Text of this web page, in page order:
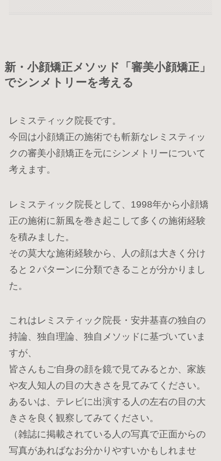
新・小顔矯正メソッド「審美小顔矯正」
でシンメトリーを考える
レミスティック院長です。
今回は小顔矯正の施術でも斬新なレミスティッ
クの審美小顔矯正を元にシンメトリーについて
考えます。
レミスティック院長として、1998年から小顔矯
正の施術に新風を巻き起こして多くの施術経験
を積みました。
その莫大な施術経験から、人の顔は大きく分け
ると２パターンに分類できることが分かりまし
た。
これはレミスティック院長・安井基喜の独自の
持論、独自理論、独自メソッドに基づいていま
すが、
皆さんもご自身の顔を鏡で見てみるとか、家族
や友人知人の目の大きさを見てみてください。
あるいは、テレビに出演する人の左右の目の大
きさを良く観察してみてください。
（雑誌に掲載されている人の写真で正面からの
写真があればなお分かりやすいかもしれませ